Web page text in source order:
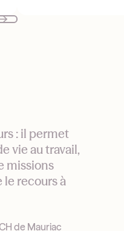
: il permet
vie au travail,
missions
le recours à
de Mauriac